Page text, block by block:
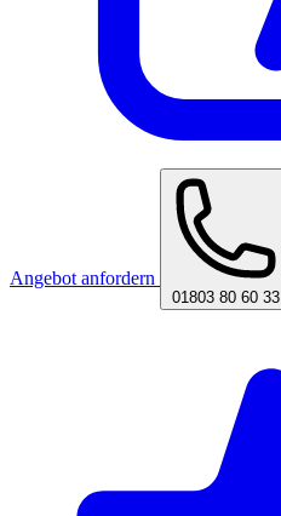
Angebot anfordern
01803 80 60 33